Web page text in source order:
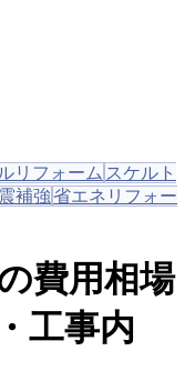
リフォーム スケルト
補強省エネリフォー
費用相場
工事内